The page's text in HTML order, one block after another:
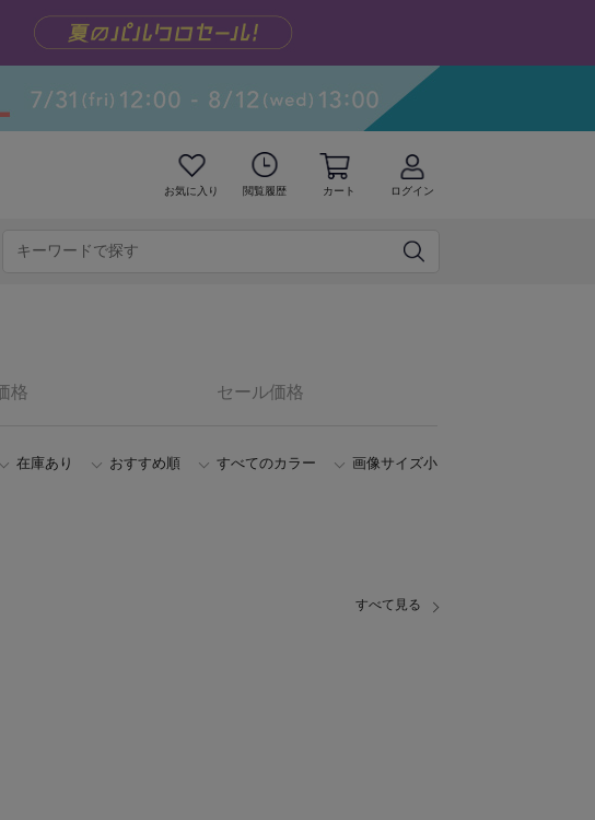
お気に入り 閲覧履歴 カート ログイン
格 セール価格
在庫あり おすすめ順 すべてのカラー 画像サイズ小